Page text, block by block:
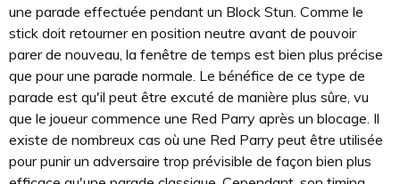
une parade effectuée pendant un Block Stun. Comme le
stick doit retourner en position neutre avant de pouvoir
parer de nouveau, la fenêtre de temps est bien plus précise
que pour une parade normale. Le bénéfice de ce type de
parade est qu'il peut être excuté de manière plus sûre, vu
que le joueur commence une Red Parry après un blocage. Il
existe de nombreux cas où une Red Parry peut être utilisée
pour punir un adversaire trop prévisible de façon bien plus